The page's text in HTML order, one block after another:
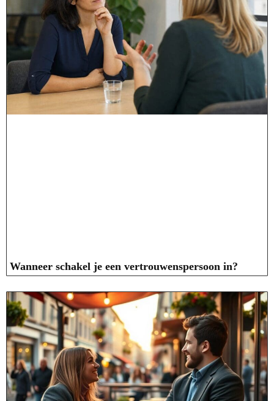
Wanneer schakel je een vertrouwenspersoon in?